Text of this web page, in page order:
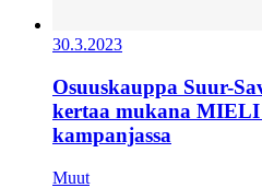
30.3.2023
Osuuskauppa Suur-
kertaa mukana
kampanjassa
Muut